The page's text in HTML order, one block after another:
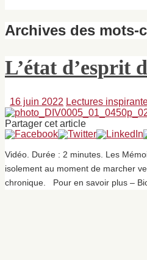
Archives des mots-
L’état d’esprit
16 juin 2022 Lectures
Partager cet article
Vidéo. Durée : 2 minutes. Les
isolement au moment de marcher
chronique. Pour en savoir plus –